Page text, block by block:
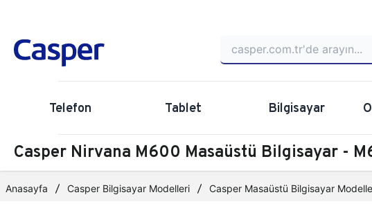
Telefon Tablet Bilgisayar
Casper Nirvana M600 Masaüstü Bilgisayar -
Anasayfa Casper Bilgisayar Modelleri Casper Masaüstü Bilgisayar